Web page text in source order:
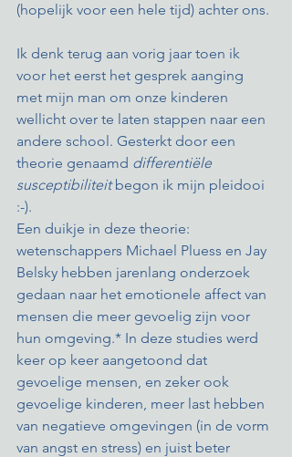
(hopelijk voor een hele tijd) achter ons.
Ik denk terug aan vorig jaar toen ik
voor het eerst het gesprek aanging
met mijn man om onze kinderen
wellicht over te laten stappen naar een
andere school. Gesterkt door een
theorie genaamd differentiële
susceptibiliteit begon ik mijn pleidooi
:-).
Een duikje in deze theorie:
wetenschappers Michael Pluess en Jay
Belsky hebben jarenlang onderzoek
gedaan naar het emotionele affect van
mensen die meer gevoelig zijn voor
hun omgeving.* In deze studies werd
keer op keer aangetoond dat
gevoelige mensen, en zeker ook
gevoelige kinderen, meer last hebben
van negatieve omgevingen (in de vorm
van angst en stress) en juist beter